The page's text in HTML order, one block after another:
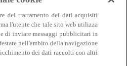
Carne
del trattamento dei dati acquisiti
l'utente che tale sito web utilizza
di inviare messaggi pubblicitari in
nell'ambito della navigazione
dei dati raccolti con altri